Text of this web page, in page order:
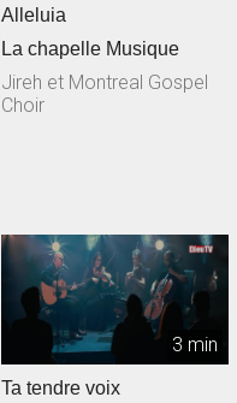
Alleluia
La chapelle Musique
Jireh et Montreal Gospel
Choir
3 min
Ta tendre voix